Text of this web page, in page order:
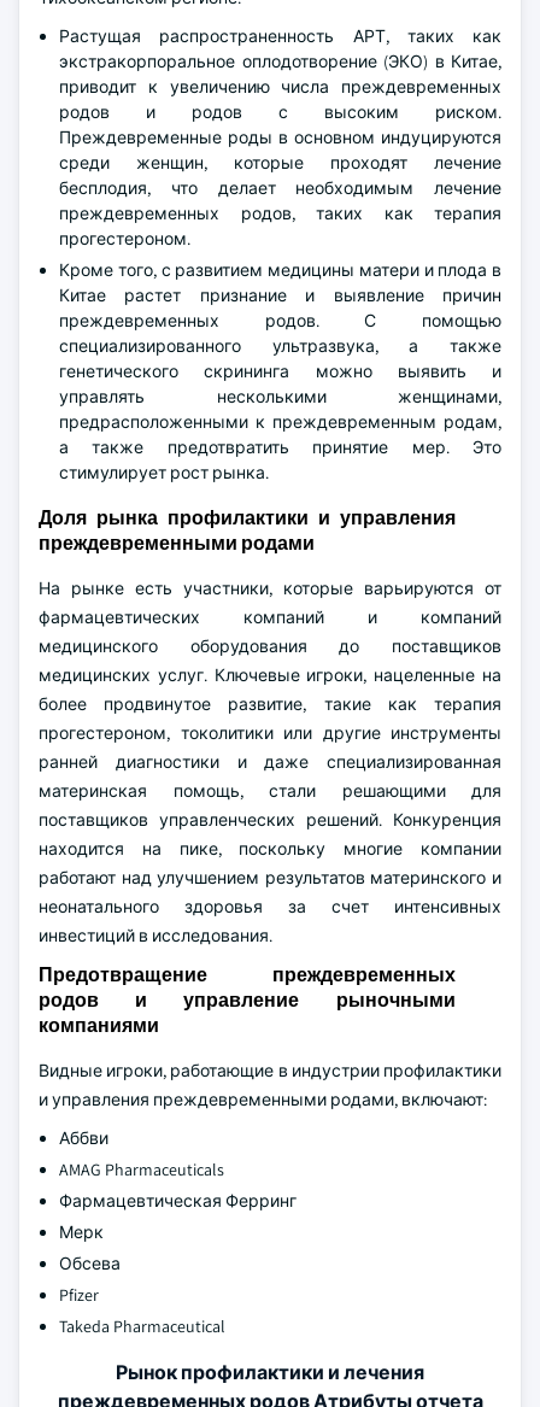
Растущая распространенность АРТ, таких как
экстракорпоральное оплодотворение (ЭКО) в Китае,
приводит к увеличению числа преждевременных
родов и родов с высоким риском.
Преждевременные роды в основном индуцируются
среди женщин, которые проходят лечение
бесплодия, что делает необходимым лечение
преждевременных родов, таких как терапия
прогестероном.
Кроме того, с развитием медицины матери и плода в
Китае растет признание и выявление причин
преждевременных родов. С помощью
специализированного ультразвука, а также
генетического скрининга можно выявить и
управлять несколькими женщинами,
предрасположенными к преждевременным родам,
а также предотвратить принятие мер. Это
стимулирует рост рынка.
Доля рынка профилактики и управления
преждевременными родами
На рынке есть участники, которые варьируются от
фармацевтических компаний и компаний
медицинского оборудования до поставщиков
медицинских услуг. Ключевые игроки, нацеленные на
более продвинутое развитие, такие как терапия
прогестероном, токолитики или другие инструменты
ранней диагностики и даже специализированная
материнская помощь, стали решающими для
поставщиков управленческих решений. Конкуренция
находится на пике, поскольку многие компании
работают над улучшением результатов материнского и
неонатального здоровья за счет интенсивных
инвестиций в исследования.
Предотвращение преждевременных
родов и управление рыночными
компаниями
Видные игроки, работающие в индустрии профилактики
и управления преждевременными родами, включают:
Аббви
AMAG Pharmaceuticals
Фармацевтическая Ферринг
Мерк
Обсева
Pfizer
Takeda Pharmaceutical
Рынок профилактики и лечения
преждевременных родов Атрибуты отчета